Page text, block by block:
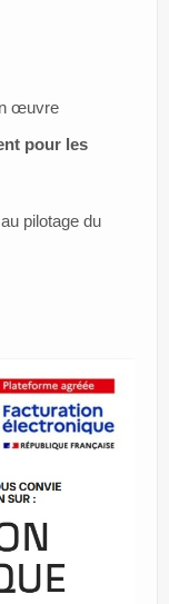
œuvre
pour les
pilotage du